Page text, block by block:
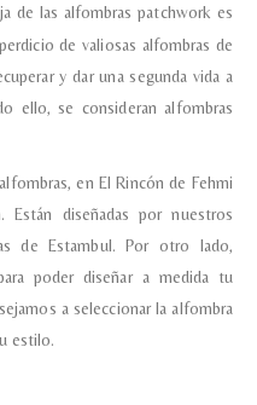
de las alfombras patchwork es
de valiosas alfombras de
y dar una segunda vida a
ello, se consideran alfombras
en El Rincón de Fehmi
Están diseñadas por nuestros
de Estambul. Por otro lado,
poder diseñar a medida tu
a seleccionar la alfombra
estilo.